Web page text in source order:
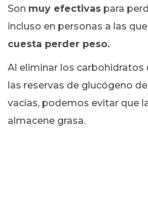
Son muy efectivas para
incluso en personas a las
cuesta perder peso.
Al eliminar los carbohidratos
las reservas de glucógeno
vacías, podemos evitar que
almacene grasa.